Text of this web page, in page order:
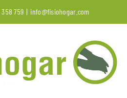
358 759 | info@fisiohogar.com